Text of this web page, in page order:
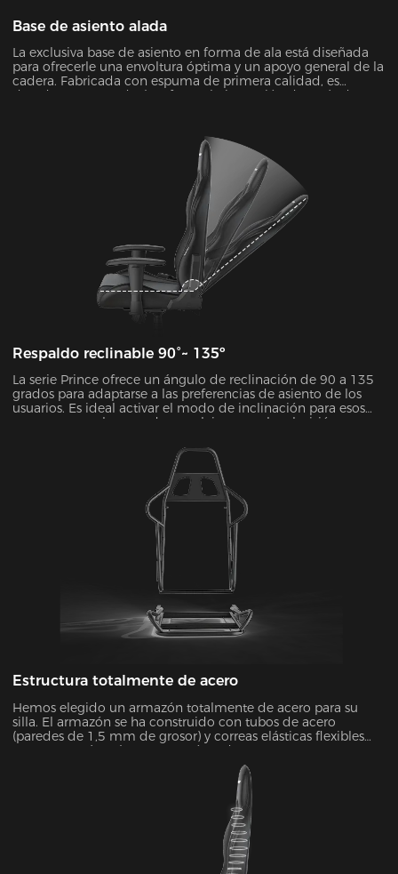
Base de asiento alada
La exclusiva base de asiento en forma de ala está diseñada
para ofrecerle una envoltura óptima y un apoyo general de la
cadera. Fabricada con espuma de primera calidad, es
duradera y no perderá su forma bajo presión después de
Respaldo reclinable 90°~ 135º
La serie Prince ofrece un ángulo de reclinación de 90 a 135
grados para adaptarse a las preferencias de asiento de los
usuarios. Es ideal activar el modo de inclinación para esos
momentos en los que desea relajarse, ver la televisión o
Estructura totalmente de acero
Hemos elegido un armazón totalmente de acero para su
silla. El armazón se ha construido con tubos de acero
(paredes de 1,5 mm de grosor) y correas elásticas flexibles
para que estés más seguro y cómodo que nunca.